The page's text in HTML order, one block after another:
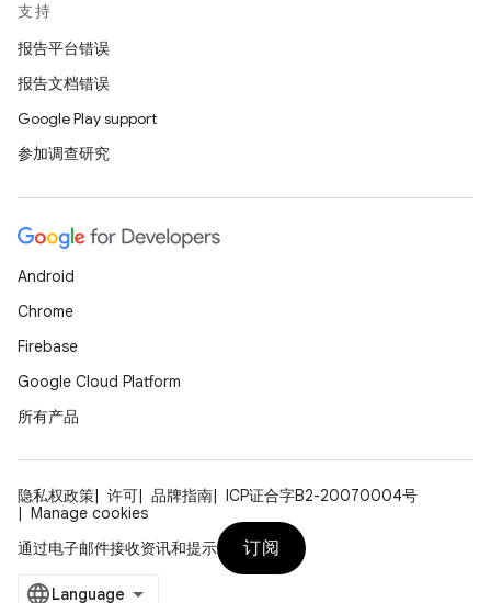
支持
报告平台错误
报告文档错误
Google Play support
参加调查研究
Android
Chrome
Firebase
Google Cloud Platform
所有产品
隐私权政策 许可 品牌指南
ICP证合字B2-20070004号
Manage cookies
通过电子邮件接收资讯和提示
订阅